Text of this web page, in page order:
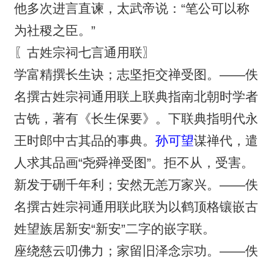
他多次进言直谏，太武帝说：“笔公可以称
为社稷之臣。”
〖古姓宗祠七言通用联〗
学富精撰长生诀；志坚拒交禅受图。——佚
名撰古姓宗祠通用联上联典指南北朝时学者
古铣，著有《长生保要》。下联典指明代永
王时郎中古其品的事典。 孙可望谋禅代，遣
人求其品画“尧舜禅受图”。拒不从，受害。
新发于硎千年利；安然无恙万家兴。——佚
名撰古姓宗祠通用联此联为以鹤顶格镶嵌古
姓望族居新安“新安”二字的嵌字联。
座绕慈云叨佛力；家留旧泽念宗功。——佚